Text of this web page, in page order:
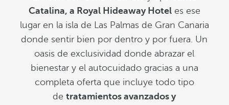
Catalina, a Royal Hideaway Hoteles ese
lugar en la isla de Las Palmas de Gran Canaria
donde sentir bien por dentro y por fuera. Un
oasis de exclusividad donde abrazar el
bienestar y el autocuidado gracias a una
completa oferta que incluye todo tipo
detratamientos avanzados y